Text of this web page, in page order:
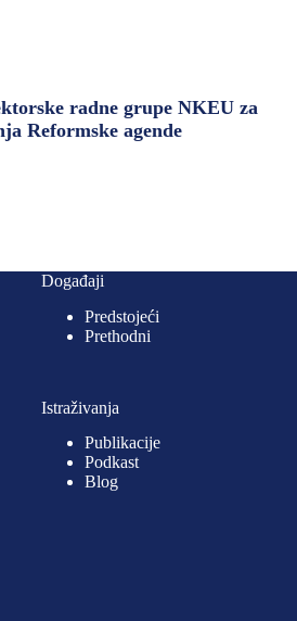
radne grupe NKEU za
Reformske agende
Događaji
Predstojeći
Prethodni
Istraživanja
Publikacije
Podkast
Blog